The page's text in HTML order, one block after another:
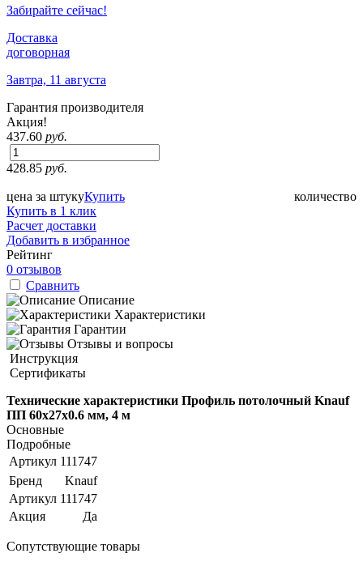
Забирайте сейчас!
Доставка
договорная
Завтра, 11 августа
Гарантия производителя
Акция!
437.60 руб.
428.85 руб.
цена за штуку количество
Купить
Купить в 1 клик
Расчет доставки
Добавить в избранное
Рейтинг
0 отзывов
Сравнить
Описание
Характеристики
Гарантии
Отзывы и вопросы
Инструкция
Сертификаты
Технические характеристики Профиль потолочный Knauf
ПП 60х27х0.6 мм, 4 м
Основные
Подробные
Артикул 111747
Бренд
Knauf
Артикул 111747
Акция
Да
Сопутствующие товары